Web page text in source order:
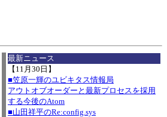
最新ニュース
【11月30日】
■笠原一輝のユビキタス情報局
アウトオブオーダーと最新プロセスを採用
する今後のAtom
■山田祥平のRe:config.sys